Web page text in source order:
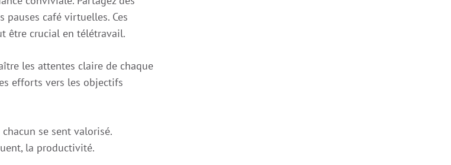
pauses café virtuelles. Ces
être crucial en télétravail.
les attentes claire de chaque
efforts vers les objectifs
se sent valorisé.
la productivité.